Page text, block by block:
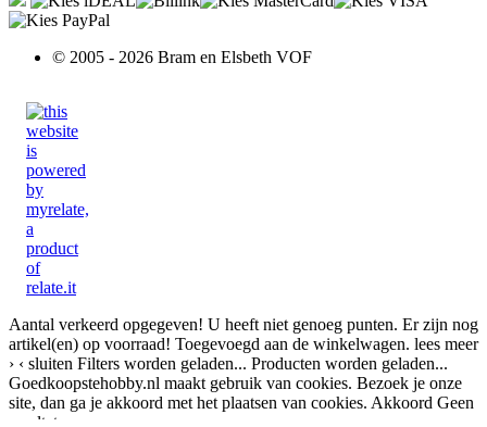
© 2005 - 2026 Bram en Elsbeth VOF
Aantal verkeerd opgegeven! U heeft niet genoeg punten. Er zijn nog
artikel(en) op voorraad! Toegevoegd aan de winkelwagen. lees meer
› ‹ sluiten Filters worden geladen... Producten worden geladen...
Goedkoopstehobby.nl maakt gebruik van cookies. Bezoek je onze
site, dan ga je akkoord met het plaatsen van cookies. Akkoord Geen
resultaten voor